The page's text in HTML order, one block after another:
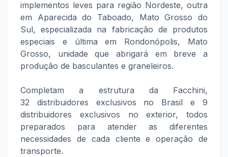
implementos leves para região Nordeste, outra
em Aparecida do Taboado, Mato Grosso do
Sul, especializada na fabricação de produtos
especiais e última em Rondonópolis, Mato
Grosso, unidade que abrigará em breve a
produção de basculantes e graneleiros.
Completam a estrutura da Facchini,
32 distribuidores exclusivos no Brasil e 9
distribuidores exclusivos no exterior, todos
preparados para atender as diferentes
necessidades de cada cliente e operação de
transporte.